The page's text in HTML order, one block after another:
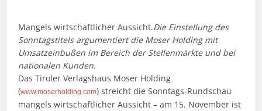
Mangels wirtschaftlicher Aussicht.Die Einstellung des
Sonntagstitels argumentiert die Moser Holding mit
Umsatzeinbußen im Bereich der Stellenmärkte und bei
nationalen Kunden.
Das Tiroler Verlagshaus Moser Holding
(www.moserholding.com) streicht die Sonntags-Rundschau
mangels wirtschaftlicher Aussicht – am 15. November ist